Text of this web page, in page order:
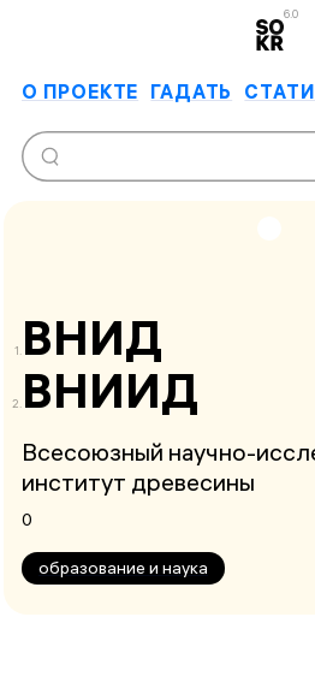
6.0
О ПРОЕКТЕ ГАДАТЬ
ВНИД
ВНИИД
Всесоюзный научно-
институт древесины
0
образование и наука